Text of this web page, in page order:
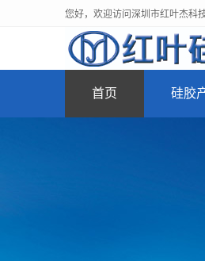
您好，欢迎访问深圳市红叶杰科
首页 硅胶